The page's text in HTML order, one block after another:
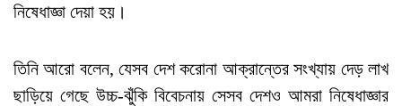
নিষেধাজ্ঞা দেয়া হয়।
তিনি আরো বলেন, যেসব দেশ করোনা আক্রান্তের সংখ্যায় দেড় লাখ
ছাড়িয়ে গেছে উচ্চ-ঝুঁকি বিবেচনায় সেসব দেশও আমরা নিষেধাজ্ঞার